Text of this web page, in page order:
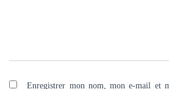
Enregistrer mon nom, mon e-mail et